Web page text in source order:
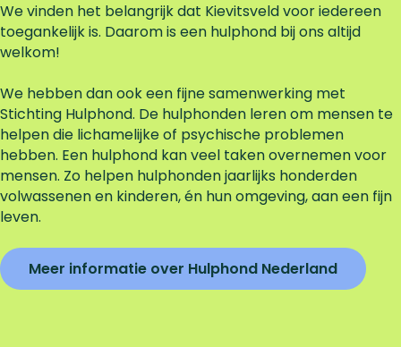
We vinden het belangrijk dat Kievitsveld voor iedereen
toegankelijk is. Daarom is een hulphond bij ons altijd
welkom!
We hebben dan ook een fijne samenwerking met
Stichting Hulphond. De hulphonden leren om mensen te
helpen die lichamelijke of psychische problemen
hebben. Een hulphond kan veel taken overnemen voor
mensen. Zo helpen hulphonden jaarlijks honderden
volwassenen en kinderen, én hun omgeving, aan een fijn
leven.
Meer informatie over Hulphond Nederland